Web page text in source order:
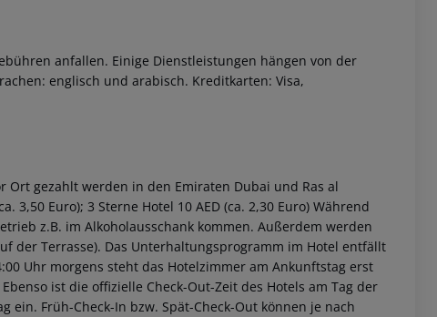
anfallen. Einige Dienstleistungen hängen von der
englisch und arabisch. Kreditkarten: Visa,
gezahlt werden in den Emiraten Dubai und Ras al
3,50 Euro); 3 Sterne Hotel 10 AED (ca. 2,30 Euro) Während
z.B. im Alkoholausschank kommen. Außerdem werden
der Terrasse). Das Unterhaltungsprogramm im Hotel entfällt
Uhr morgens steht das Hotelzimmer am Ankunftstag erst
ist die offizielle Check-Out-Zeit des Hotels am Tag der
ein. Früh-Check-In bzw. Spät-Check-Out können je nach